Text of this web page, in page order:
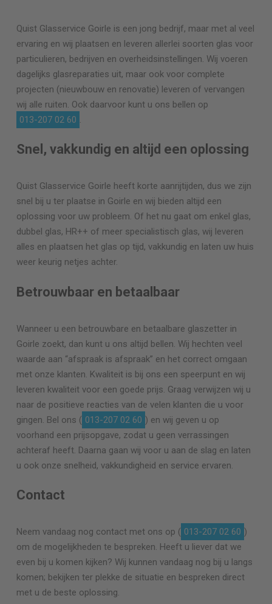
Quist Glasservice Goirle is een jong bedrijf, maar met al veel
ervaring en wij plaatsen en leveren allerlei soorten glas voor
particulieren, bedrijven en overheidsinstellingen. Wij voeren
dagelijks glasreparaties uit, maar ook voor complete
projecten (nieuwbouw en renovatie) leveren of vervangen
wij alle ruiten. Ook daarvoor kunt u ons bellen op
013-207 02 60 .
Snel, vakkundig en altijd een oplossing
Quist Glasservice Goirle heeft korte aanrijtijden, dus we zijn
snel bij u ter plaatse in Goirle en wij bieden altijd een
oplossing voor uw probleem. Of het nu gaat om enkel glas,
dubbel glas, HR++ of meer specialistisch glas, wij leveren
alles en plaatsen het glas op tijd, vakkundig en laten uw huis
weer keurig netjes achter.
Betrouwbaar en betaalbaar
Wanneer u een betrouwbare en betaalbare glaszetter in
Goirle zoekt, dan kunt u ons altijd bellen. Wij hechten veel
waarde aan “afspraak is afspraak” en het correct omgaan
met onze klanten. Kwaliteit is bij ons een speerpunt en wij
leveren kwaliteit voor een goede prijs. Graag verwijzen wij u
naar de positieve reacties van de velen klanten die u voor
gingen. Bel ons ( 013-207 02 60 ) en wij geven u op
voorhand een prijsopgave, zodat u geen verrassingen
achteraf heeft. Daarna gaan wij voor u aan de slag en laten
u ook onze snelheid, vakkundigheid en service ervaren.
Contact
Neem vandaag nog contact met ons op ( 013-207 02 60 )
om de mogelijkheden te bespreken. Heeft u liever dat we
even bij u komen kijken? Wij kunnen vandaag nog bij u langs
komen; bekijken ter plekke de situatie en bespreken direct
met u de beste oplossing.